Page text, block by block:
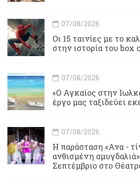
07/08/2026
Οι 15 ταινίες με το
στην ιστορία του box
07/08/2026
«Ο Αγκαίος στην
έργο μας ταξιδεύει
07/08/2026
Η παράσταση «Ανα -
ανθισμένη
Σεπτέμβριο στο